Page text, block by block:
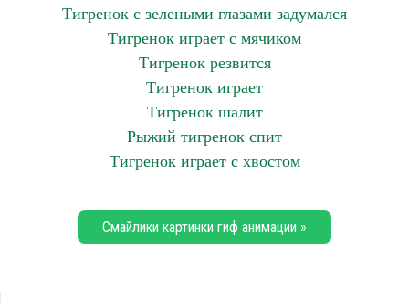
Тигренок с зелеными глазами задумался
Тигренок играет с мячиком
Тигренок резвится
Тигренок играет
Тигренок шалит
Рыжий тигренок спит
Тигренок играет с хвостом
Смайлики картинки гиф анимации »